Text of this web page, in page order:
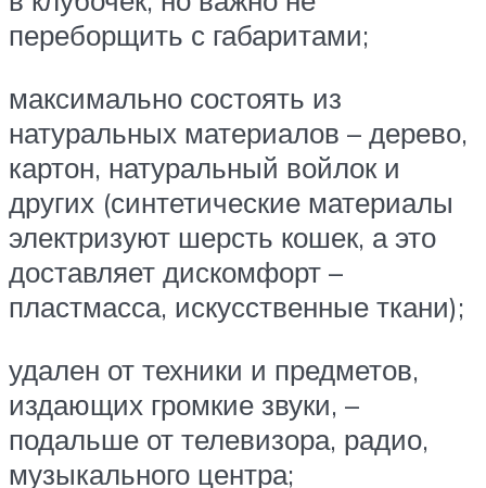
переборщить с габаритами;
максимально состоять из
натуральных материалов – дерево,
картон, натуральный войлок и
других (синтетические материалы
электризуют шерсть кошек, а это
доставляет дискомфорт –
пластмасса, искусственные ткани);
удален от техники и предметов,
издающих громкие звуки, –
подальше от телевизора, радио,
музыкального центра;